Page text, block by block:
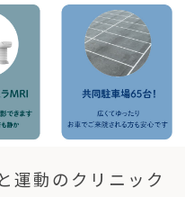
運動のクリニック